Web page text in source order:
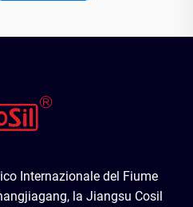
Internazionale del Fiume
la Jiangsu Cosil